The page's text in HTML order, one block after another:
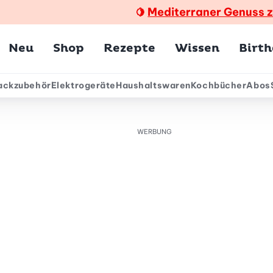
🍋 Mediterraner Genuss
Neu Shop Rezepte Wissen
ElektrogeräteHaushaltswarenKochbücherAbos
WERBUNG